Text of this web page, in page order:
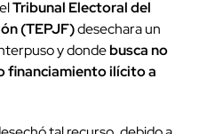
Tribunal Electoral del
(TEPJF)desechara un
y dondebusca no
financiamiento ilícito a